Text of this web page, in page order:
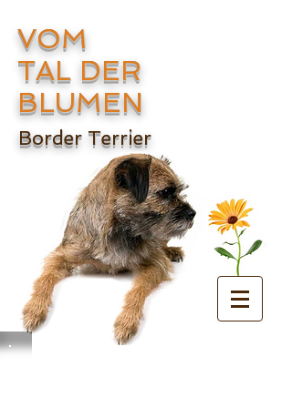
VOM
TAL DER
BLUMEN
Border Terrier